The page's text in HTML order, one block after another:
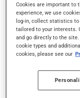
Si vous oubliez
pensez. S'il est
suivante, laissez
avez oubliée.
vous rattraper.
Effets
Cookies are important to
experience, we use
log-in, collect statistics
tailored to your interests.
and go directly to the
cookie types and
cookies, please see our